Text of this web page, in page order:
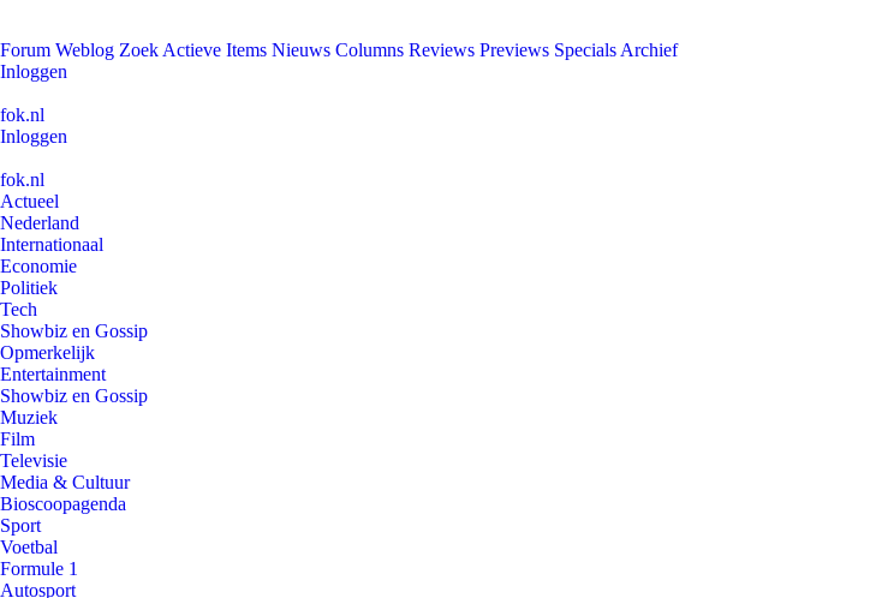
Forum Weblog Zoek Actieve Items Nieuws Columns Reviews Previews Specials Archief
Inloggen
fok.nl
Inloggen
fok.nl
Actueel
Nederland
Internationaal
Economie
Politiek
Tech
Showbiz en Gossip
Opmerkelijk
Entertainment
Showbiz en Gossip
Muziek
Film
Televisie
Media & Cultuur
Bioscoopagenda
Sport
Voetbal
Formule 1
Autosport